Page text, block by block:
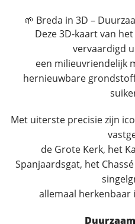
🌱 Breda in 3D –
Deze 3D-kaart van
vervaardigd
een milieuvriendelijk
hernieuwbare
Met uiterste precisie zijn
de Grote Kerk, het
Spanjaardsgat, het
allemaal herkenbaar